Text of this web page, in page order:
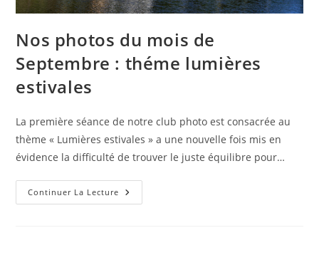
Nos photos du mois de
Septembre : théme lumières
estivales
La première séance de notre club photo est consacrée au
thème « Lumières estivales » a une nouvelle fois mis en
évidence la difficulté de trouver le juste équilibre pour…
Continuer La Lecture Nos
Photos